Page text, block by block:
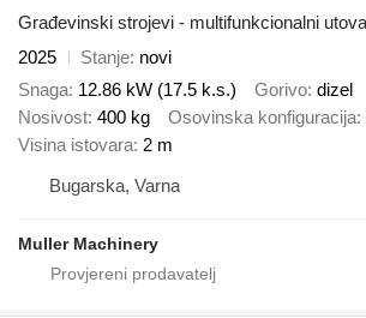
Građevinski strojevi - multifunkcionalni
2025
Stanje novi
Snaga 12.86 kW (17.5 k.s.) Gorivo dizel
Nosivost 400 kg Osovinska konfiguracija
Visina istovara 2 m
Bugarska, Varna
Muller Machinery